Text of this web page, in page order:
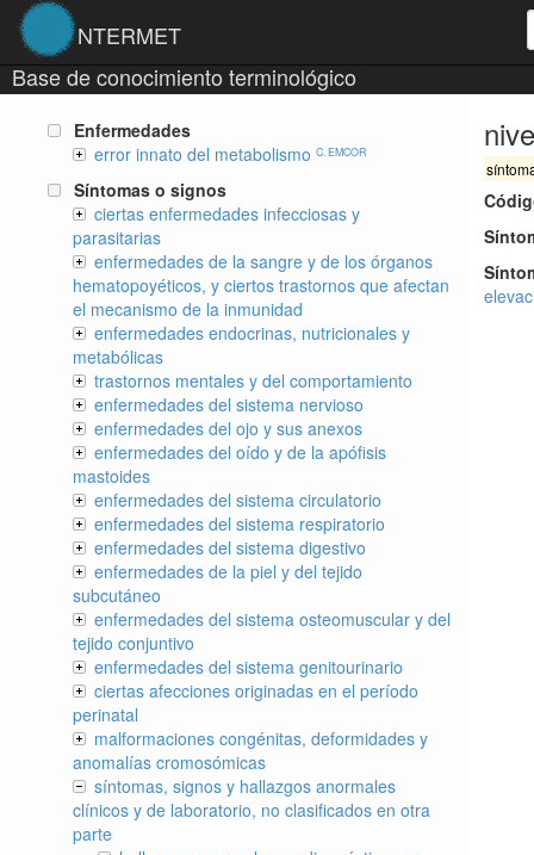
NTERMET
Base de conocimiento terminológico
Enfermedades
error innato del metabolismo C. EMCOR
Síntomas o signos
ciertas enfermedades infecciosas y
parasitarias
enfermedades de la sangre y de los órganos
hematopoyéticos, y ciertos trastornos que afectan
el mecanismo de la inmunidad
enfermedades endocrinas, nutricionales y
metabólicas
trastornos mentales y del comportamiento
enfermedades del sistema nervioso
enfermedades del ojo y sus anexos
enfermedades del oído y de la apófisis
mastoides
enfermedades del sistema circulatorio
enfermedades del sistema respiratorio
enfermedades del sistema digestivo
enfermedades de la piel y del tejido
subcutáneo
enfermedades del sistema osteomuscular y del
tejido conjuntivo
enfermedades del sistema genitourinario
ciertas afecciones originadas en el período
perinatal
malformaciones congénitas, deformidades y
anomalías cromosómicas
síntomas, signos y hallazgos anormales
clínicos y de laboratorio, no clasificados en otra
parte